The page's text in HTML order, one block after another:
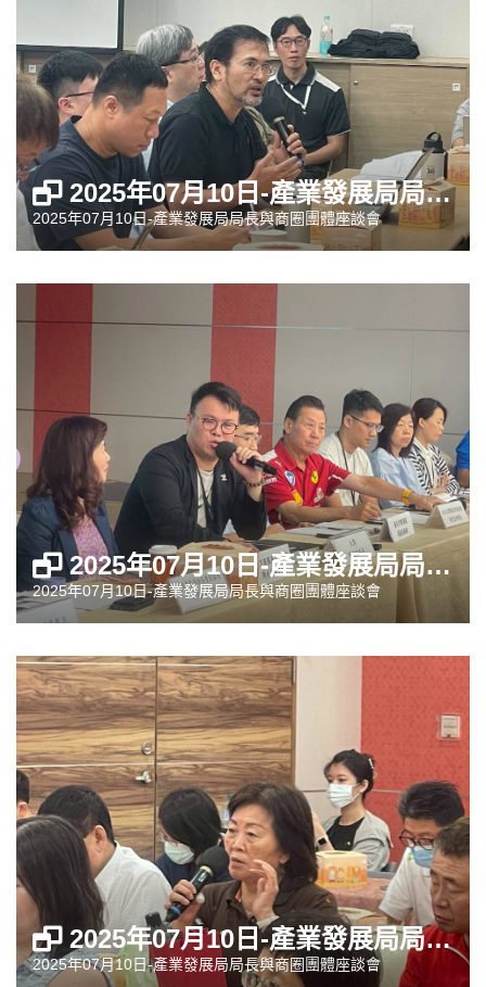
2025年07月10日-產業發展局局長與商圈團體座談會
2025年07月10日-產業發展局局長與商圈團體座談會
2025年07月10日-產業發展局局長與商圈團體座談會
2025年07月10日-產業發展局局長與商圈團體座談會
2025年07月10日-產業發展局局長與商圈團體座談會
2025年07月10日-產業發展局局長與商圈團體座談會